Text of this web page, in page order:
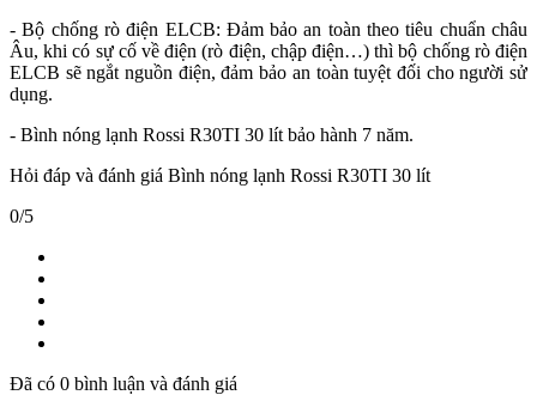
- Bộ chống rò điện ELCB: Đảm bảo an toàn theo tiêu chuẩn châu
Âu, khi có sự cố về điện (rò điện, chập điện…) thì bộ chống rò điện
ELCB sẽ ngắt nguồn điện, đảm bảo an toàn tuyệt đối cho người sử
dụng.
- Bình nóng lạnh Rossi R30TI 30 lít bảo hành 7 năm.
Hỏi đáp và đánh giá Bình nóng lạnh Rossi R30TI 30 lít
0/5
Đã có 0 bình luận và đánh giá